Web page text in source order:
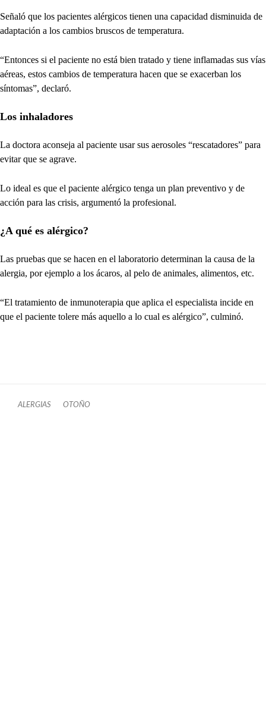
Señaló que los pacientes alérgicos tienen una capacidad disminuida de
adaptación a los cambios bruscos de temperatura.
“Entonces si el paciente no está bien tratado y tiene inflamadas sus vías
aéreas, estos cambios de temperatura hacen que se exacerban los
síntomas”, declaró.
Los inhaladores
La doctora aconseja al paciente usar sus aerosoles “rescatadores” para
evitar que se agrave.
Lo ideal es que el paciente alérgico tenga un plan preventivo y de
acción para las crisis, argumentó la profesional.
¿A qué es alérgico?
Las pruebas que se hacen en el laboratorio determinan la causa de la
alergia, por ejemplo a los ácaros, al pelo de animales, alimentos, etc.
“El tratamiento de inmunoterapia que aplica el especialista incide en
que el paciente tolere más aquello a lo cual es alérgico”, culminó.
ALERGIAS OTOÑO